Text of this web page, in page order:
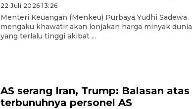
22 Juli 2026 13:26
Menteri Keuangan (Menkeu) Purbaya Yudhi Sadewa
mengaku khawatir akan lonjakan harga minyak dunia
yang terlalu tinggi akibat ...
AS serang Iran, Trump: Balasan atas
terbunuhnya personel AS